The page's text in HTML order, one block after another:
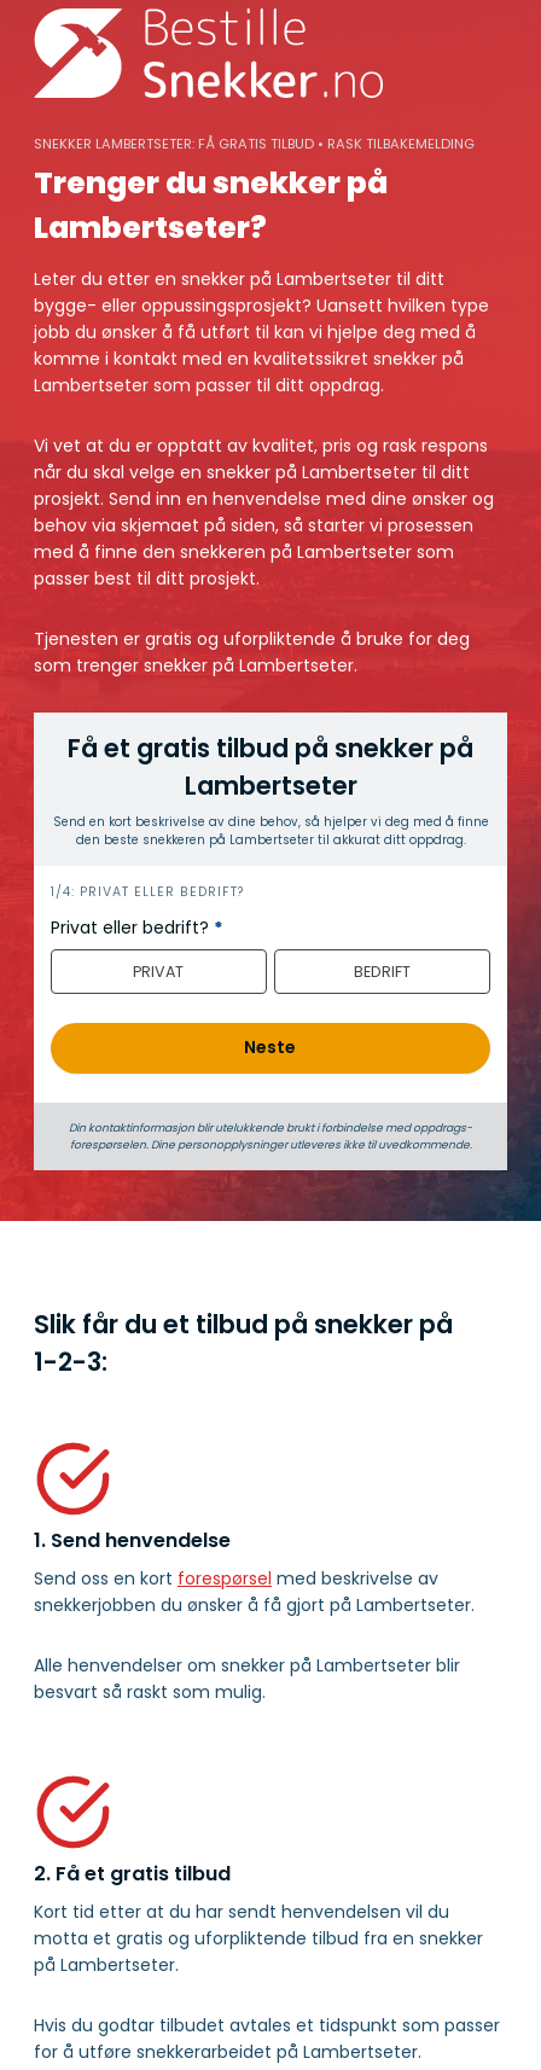
content
SNEKKER LAMBERTSETER: FÅ GRATIS TILBUD • RASK TILBAKEMELDING
Trenger du snekker på
Lambertseter?
Leter du etter en snekker på Lambertseter til ditt
bygge- eller oppussingsprosjekt? Uansett hvilken type
jobb du ønsker å få utført til kan vi hjelpe deg med å
komme i kontakt med en kvalitetssikret snekker på
Lambertseter som passer til ditt oppdrag.
Vi vet at du er opptatt av kvalitet, pris og rask respons
når du skal velge en snekker på Lambertseter til ditt
prosjekt. Send inn en henvendelse med dine ønsker og
behov via skjemaet på siden, så starter vi prosessen
med å finne den snekkeren på Lambertseter som
passer best til ditt prosjekt.
Tjenesten er gratis og uforpliktende å bruke for deg
som trenger snekker på Lambertseter.
Få et gratis tilbud på snekker på
Lambertseter
Send en kort beskrivelse av dine behov, så hjelper vi deg med å finne
den beste snekkeren på Lambertseter til akkurat ditt oppdrag.
h
e
r
1/4: PRIVAT ELLER BEDRIFT?
Privat eller bedrift? *
PRIVAT BEDRIFT
Neste
Din kontaktinformasjon blir utelukkende brukt i forbindelse med oppdrags­
forespørselen. Dine person­­opplysninger utleveres ikke til uvedkommende.
Slik får du et tilbud på snekker på
1-2-3:
1. Send henvendelse
Send oss en kort forespørsel med beskrivelse av
snekkerjobben du ønsker å få gjort på Lambertseter.
Alle henvendelser om snekker på Lambertseter blir
besvart så raskt som mulig.
2. Få et gratis tilbud
Kort tid etter at du har sendt henvendelsen vil du
motta et gratis og uforpliktende tilbud fra en snekker
på Lambertseter.
Hvis du godtar tilbudet avtales et tidspunkt som passer
for å utføre snekkerarbeidet på Lambertseter.